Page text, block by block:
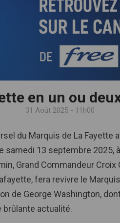
en un ou
31 Août 2025 - 11h00
du Marquis de La Fayette
13 septembre 2025,
Grand Commandeur Croix
fera revivre le
de George Washington,
brûlante actualité.